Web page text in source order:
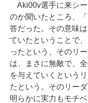
Aki00v選手に来シー
のか聞いたところ、
答だった。その意味
ていたということで
ったという、そのリ
は、まさに無敵で、
を与えていくという
たという。そのリー
明らかに実力もモチ